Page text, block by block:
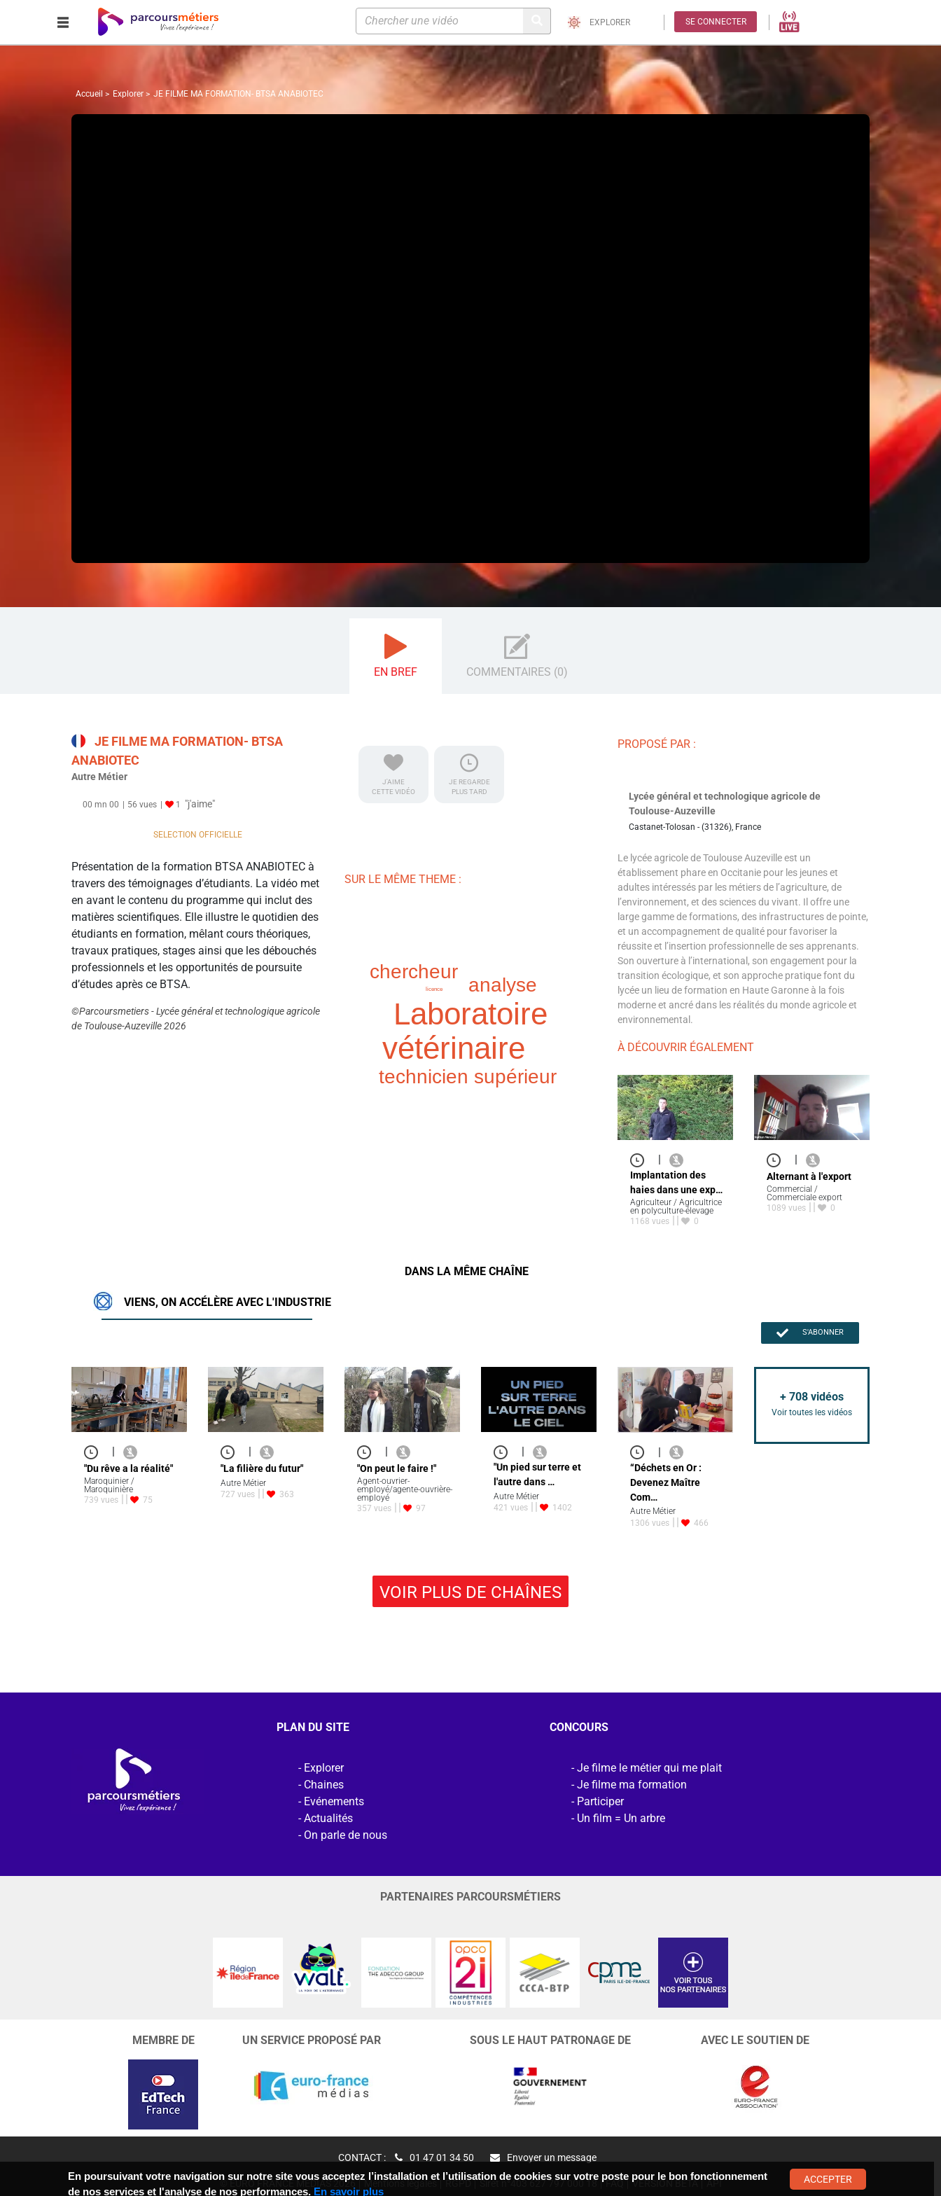
EXPLORER SE CONNECTER
Accueil Explorer JE FILME MA FORMATION- BTSA ANABIOTEC
EN BREF COMMENTAIRES (0)
JE FILME MA FORMATION- BTSA
ANABIOTEC
Autre Métier
00 mn 00 56 vues 1 "j'aime"
SELECTION OFFICIELLE
Présentation de la formation BTSA ANABIOTEC à
travers des témoignages d’étudiants. La vidéo met
en avant le contenu du programme qui inclut des
matières scientifiques. Elle illustre le quotidien des
étudiants en formation, mêlant cours théoriques,
travaux pratiques, stages ainsi que les débouchés
professionnels et les opportunités de poursuite
d’études après ce BTSA.
©Parcoursmetiers - Lycée général et technologique agricole
de Toulouse-Auzeville 2026
J'AIME
CETTE VIDÉO
JE REGARDE
PLUS TARD
SUR LE MÊME THEME :
Laboratoire
vétérinaire
analyse
technicien supérieur
chercheur
licence
PROPOSÉ PAR :
Lycée général et technologique agricole de
Toulouse-Auzeville
Castanet-Tolosan - (31326), France
Le lycée agricole de Toulouse Auzeville est un
établissement phare en Occitanie pour les jeunes et
adultes intéressés par les métiers de l’agriculture, de
l’environnement, et des sciences du vivant. Il offre une
large gamme de formations, des infrastructures de pointe,
et un accompagnement de qualité pour favoriser la
réussite et l’insertion professionnelle de ses apprenants.
Son ouverture à l’international, son engagement pour la
transition écologique, et son approche pratique font du
lycée un lieu de formation en Haute Garonne à la fois
moderne et ancré dans les réalités du monde agricole et
environnemental.
À DÉCOUVRIR ÉGALEMENT
|
Implantation des
haies dans une exp…
Agriculteur / Agricultrice
en polyculture-élevage
1168 vues
0
|
Alternant à l'export
Commercial /
Commerciale export
1089 vues
0
DANS LA MÊME CHAÎNE
VIENS, ON ACCÉLÈRE AVEC L'INDUSTRIE
S'ABONNER
|
"Du rêve a la réalité"
Maroquinier /
Maroquinière
739 vues
75
|
"La filière du futur"
Autre Métier
727 vues
363
|
"On peut le faire !"
Agent-ouvrier-
employé/agente-ouvrière-
employé
357 vues
97
|
"Un pied sur terre et
l'autre dans …
Autre Métier
421 vues
1402
|
“Déchets en Or :
Devenez Maître
Com…
Autre Métier
1306 vues
466
+ 708 vidéos
Voir toutes les vidéos
VOIR PLUS DE CHAÎNES
PLAN DU SITE
Explorer
Chaines
Evénements
Actualités
On parle de nous
CONCOURS
Je filme le métier qui me plait
Je filme ma formation
Participer
Un film = Un arbre
PARTENAIRES PARCOURSMÉTIERS
MEMBRE DE UN SERVICE PROPOSÉ PAR SOUS LE HAUT PATRONAGE DE AVEC LE SOUTIEN DE
CONTACT : 01 47 01 34 50 Envoyer un message
© EURO FRANCE MÉDIAS 2026 Mentions légales RGPD Siret n°403 627 797 000 18 FAQ VERSION BÊTA API
En poursuivant votre navigation sur notre site vous acceptez l’installation et l’utilisation de cookies sur votre poste pour le bon fonctionnement
de nos services et l'analyse de nos performances. En savoir plus
ACCEPTER